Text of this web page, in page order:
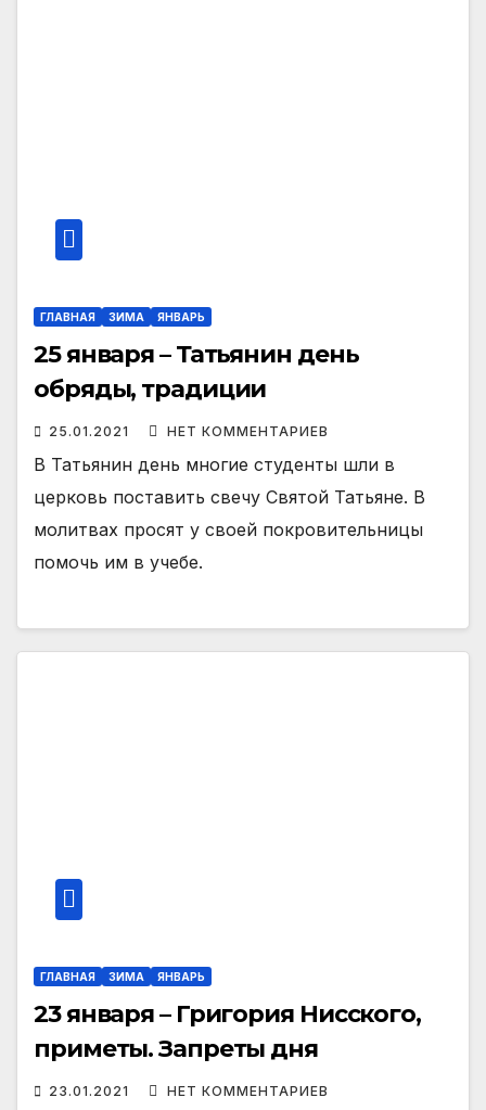
ГЛАВНАЯ ЗИМА ЯНВАРЬ
25 января – Татьянин день
обряды, традиции
25.01.2021 НЕТ КОММЕНТАРИЕВ
В Татьянин день многие студенты шли в
церковь поставить свечу Святой Татьяне. В
молитвах просят у своей покровительницы
помочь им в учебе.
ГЛАВНАЯ ЗИМА ЯНВАРЬ
23 января – Григория Нисского,
приметы. Запреты дня
23.01.2021 НЕТ КОММЕНТАРИЕВ